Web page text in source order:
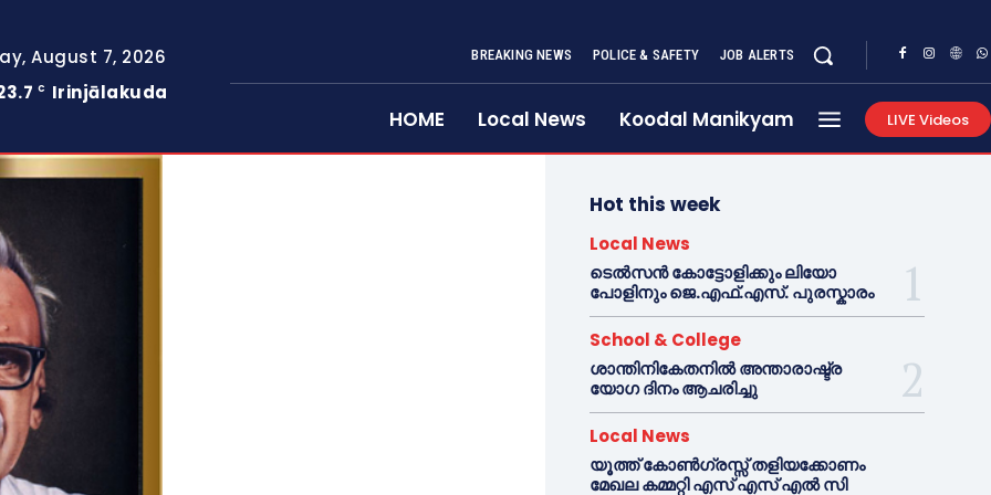
August 7, 2026
C Irinjālakuda
BREAKING NEWS POLICE & SAFETY JOB ALERTS
HOME Local News Koodal Manikyam LIVE Videos
Hot this week
Local News
ടെൽസൻ കോട്ടോളിക്കും ലിയോ
പോളിനും ജെ.എഫ്.എസ്. പുരസ്കാരം
School & College
ശാന്തിനികേതനിൽ അന്താരാഷ്ട്ര
യോഗ ദിനം ആചരിച്ചു
Local News
യൂത്ത് കോൺഗ്രസ്സ് തളിയക്കോണം
മേഖല കമ്മറ്റി എസ് എസ് എൽ സി